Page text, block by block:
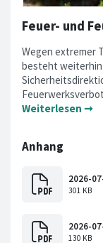
Wegen extremer
besteht weiterhin
Weiterlesen ➞